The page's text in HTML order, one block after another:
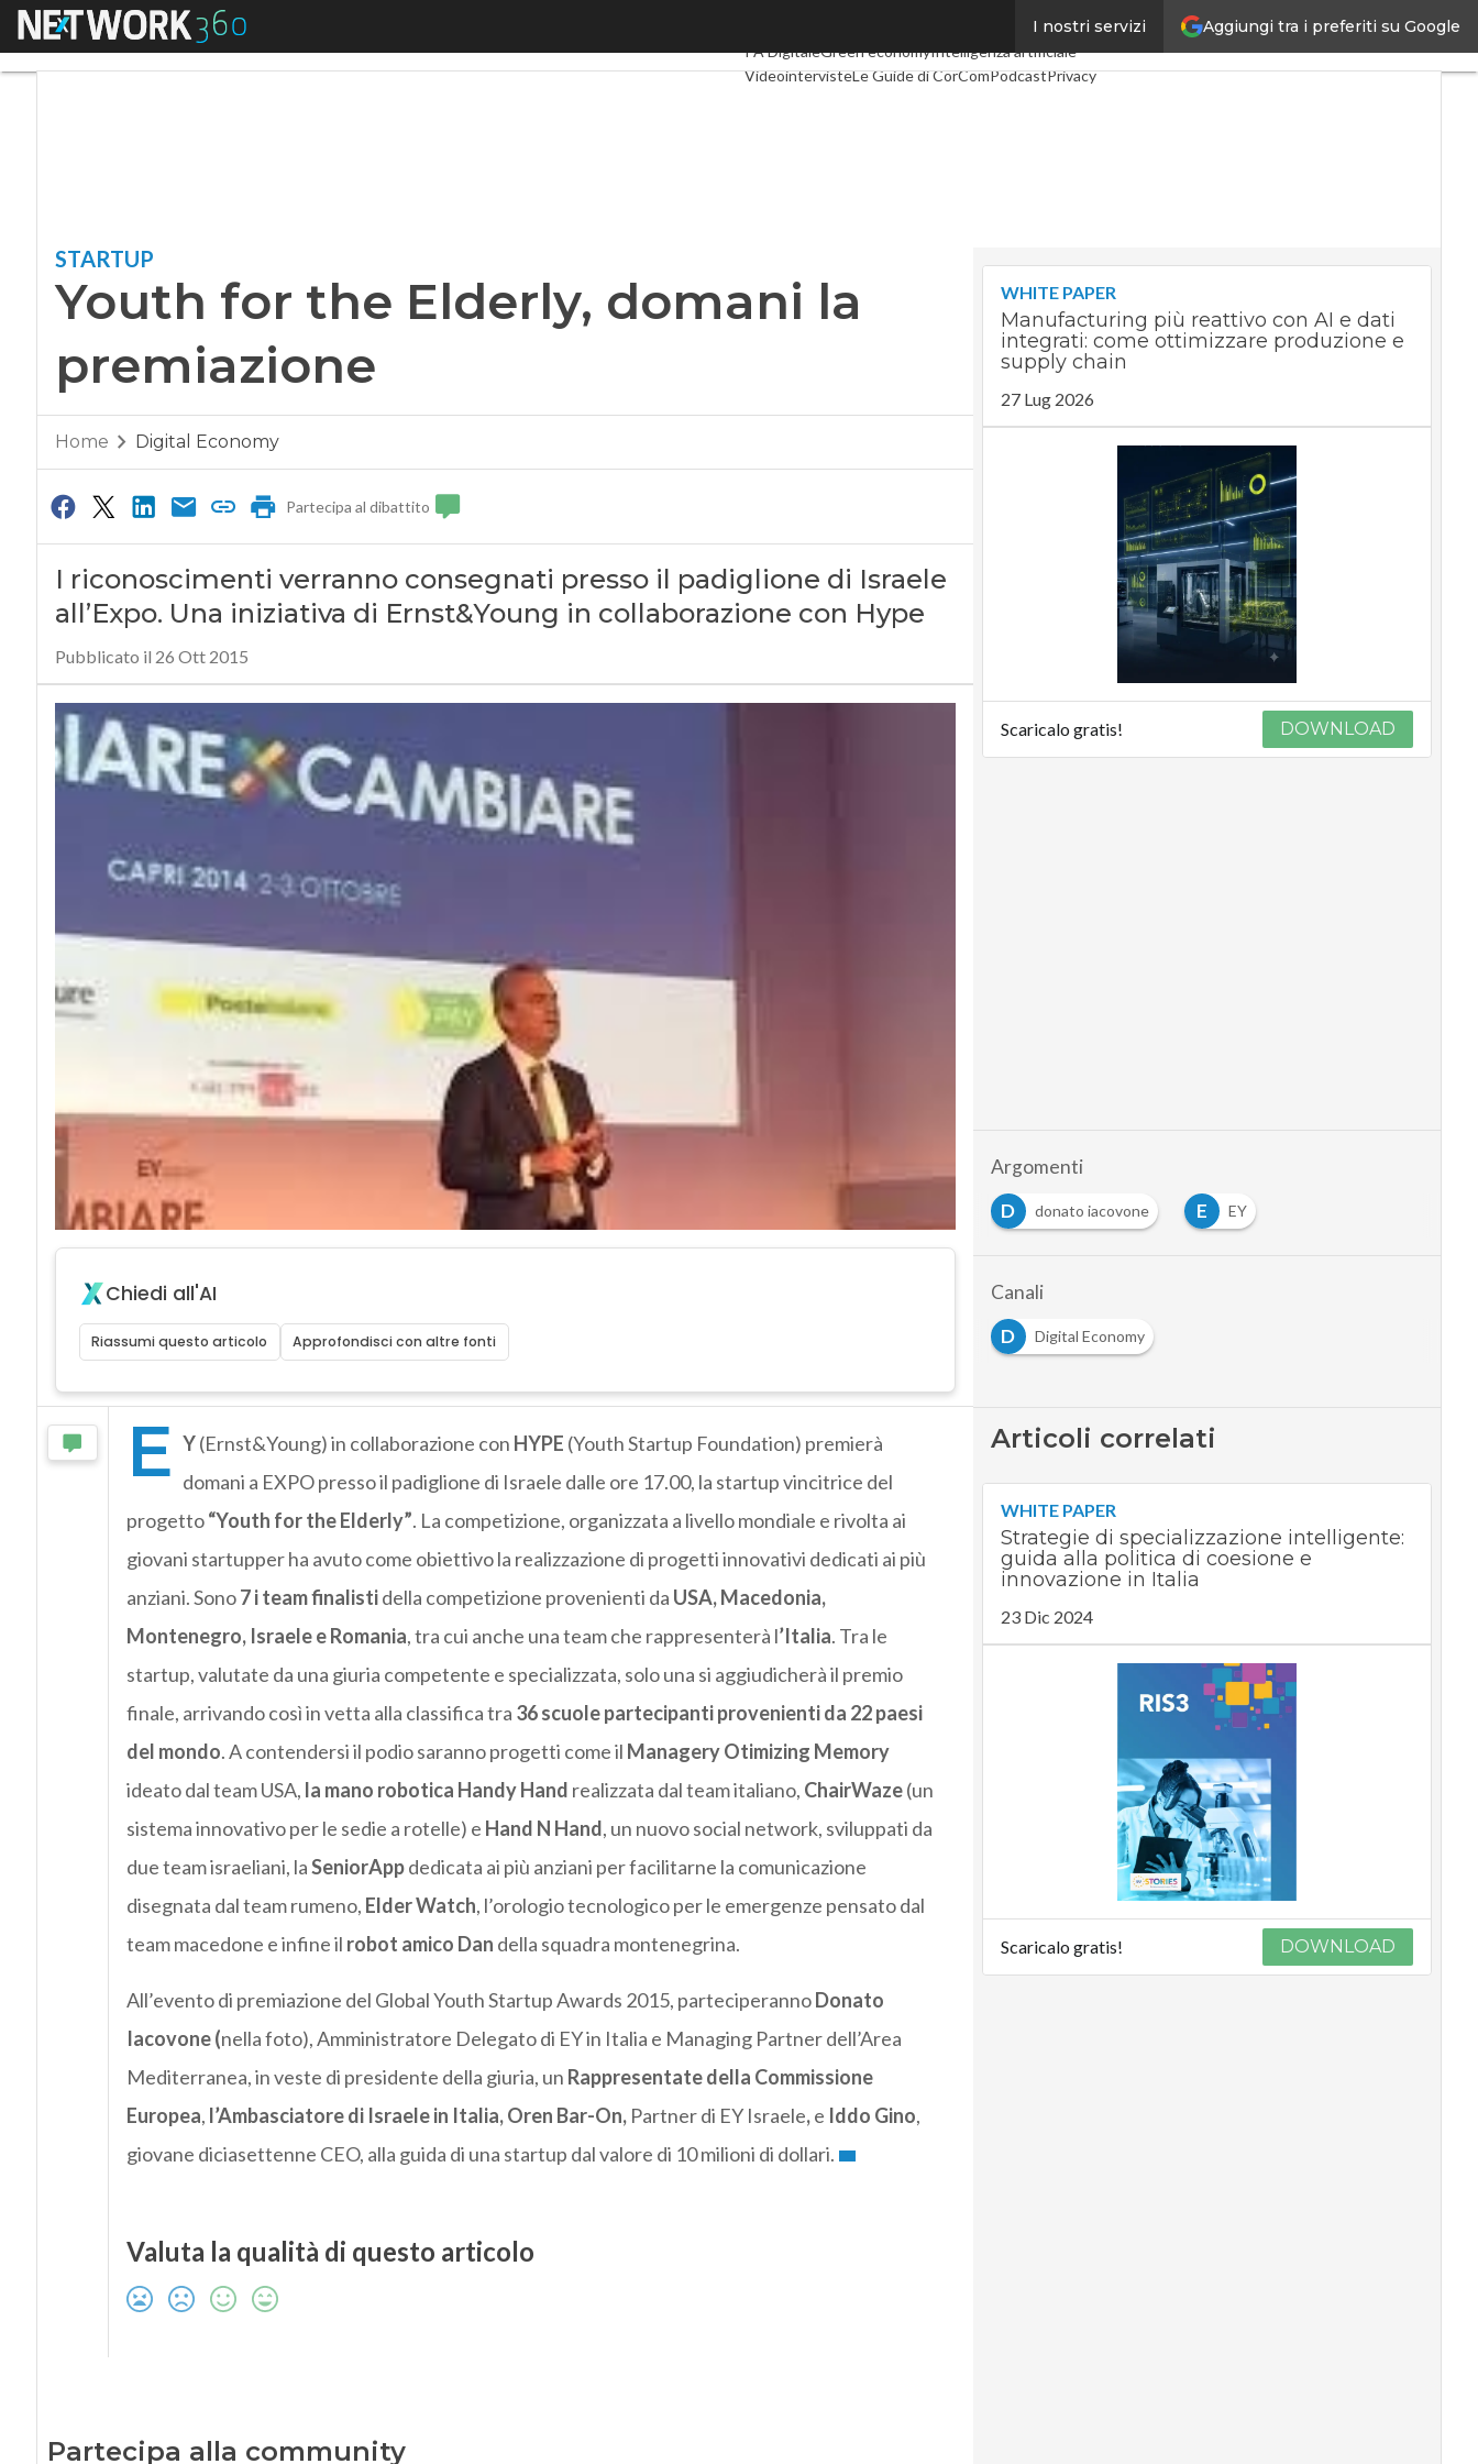
Aggiungi tra i preferiti su Google
I nostri servizi
Menu Industria 4.0SpacEconomy
PA DigitaleGreen economyIntelligenza artificiale
VideointervisteLe Guide di CorComPodcastPrivacy
STARTUP
Youth for the Elderly, domani la
premiazione
Home Digital Economy
Partecipa al dibattito
I riconoscimenti verranno consegnati presso il padiglione di Israele
all’Expo. Una iniziativa di Ernst&Young in collaborazione con Hype
Pubblicato il 26 Ott 2015
Chiedi all'AI
Riassumi questo articolo Approfondisci con altre fonti
E Y(Ernst&Young) in collaborazione con HYPE (Youth Startup Foundation) premierà
domani a EXPO presso il padiglione di Israele dalle ore 17.00, la startup vincitrice del
progetto“Youth for the Elderly”. La competizione, organizzata a livello mondiale e rivolta ai
giovani startupper ha avuto come obiettivo la realizzazione di progetti innovativi dedicati ai più
anziani. Sono7 i team finalistidella competizione provenienti da USA, Macedonia,
Montenegro, Israele e Romania, tra cui anche una team che rappresenterà l’Italia. Tra le
startup, valutate da una giuria competente e specializzata, solo una si aggiudicherà il premio
finale, arrivando così in vetta alla classifica tra 36 scuole partecipanti provenienti da 22 paesi
del mondo. A contendersi il podio saranno progetti come il Managery Otimizing Memory
ideato dal team USA, la mano robotica Handy Hand realizzata dal team italiano, ChairWaze(un
sistema innovativo per le sedie a rotelle) e Hand N Hand, un nuovo social network, sviluppati da
due team israeliani, laSeniorAppdedicata ai più anziani per facilitarne la comunicazione
disegnata dal team rumeno, Elder Watch, l’orologio tecnologico per le emergenze pensato dal
team macedone e infine il robot amico Dan della squadra montenegrina.
All’evento di premiazione del Global Youth Startup Awards 2015, parteciperannoDonato
Iacovone (nella foto), Amministratore Delegato di EY in Italia e Managing Partner dell’Area
Mediterranea, in veste di presidente della giuria, un Rappresentate della Commissione
Europea, l’Ambasciatore di Israele in Italia, Oren Bar-On, Partner di EY Israele,e Iddo Gino,
giovane diciasettenne CEO, alla guida di una startup dal valore di 10 milioni di dollari.
Valuta la qualità di questo articolo
Partecipa alla community
WHITE PAPER
Manufacturing più reattivo con AI e dati
integrati: come ottimizzare produzione e
supply chain
27 Lug 2026
Scaricalo gratis! DOWNLOAD
Argomenti
D
donato iacovone E EY
Canali
D
Digital Economy
Articoli correlati
WHITE PAPER
Strategie di specializzazione intelligente:
guida alla politica di coesione e
innovazione in Italia
23 Dic 2024
Scaricalo gratis! DOWNLOAD